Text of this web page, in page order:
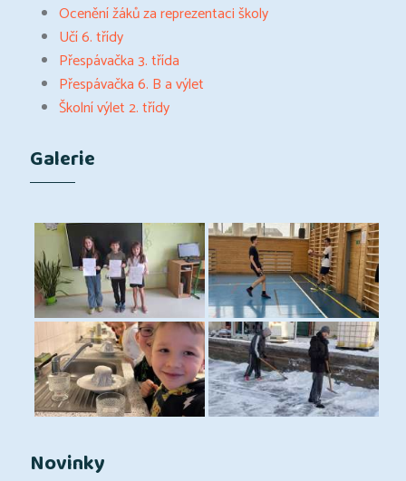
Ocenění žáků za reprezentaci školy
Učí 6. třídy
Přespávačka 3. třída
Přespávačka 6. B a výlet
Školní výlet 2. třídy
Galerie
Novinky